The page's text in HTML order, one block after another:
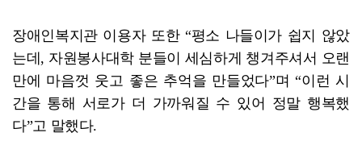
장애인복지관 이용자 또한 “평소 나들이가 쉽지 않았
는데, 자원봉사대학 분들이 세심하게 챙겨주셔서 오랜
만에 마음껏 웃고 좋은 추억을 만들었다”며 “이런 시
간을 통해 서로가 더 가까워질 수 있어 정말 행복했
다”고 말했다.